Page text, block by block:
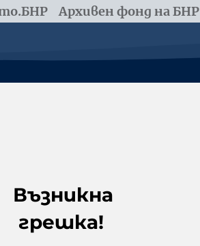
Архивен фонд на БНР
Възникна
грешка!